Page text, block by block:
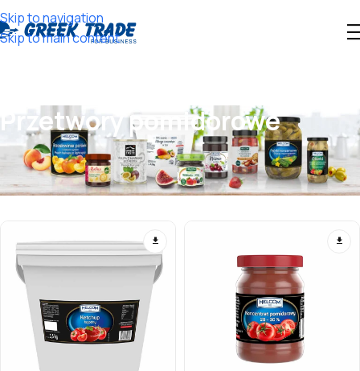
Skip to navigation
Skip to main content
Przetwory pomidorowe
Wyświetlanie 1–12 z 24 wyników
Show sidebar